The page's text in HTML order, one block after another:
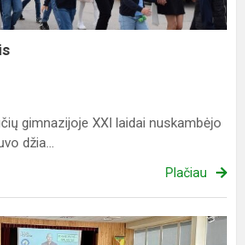
gimnazijoje XXI laidai nuskambėjo
džia...
Plačiau